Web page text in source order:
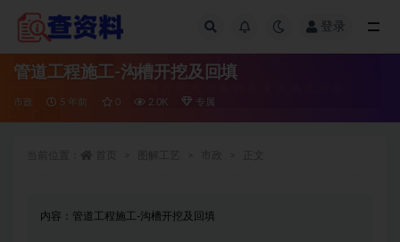
登录
管道工程施工-沟槽开挖及回填
市政 5 年前 0 2.0K 专属
内容：管道工程施工-沟槽开挖及回填